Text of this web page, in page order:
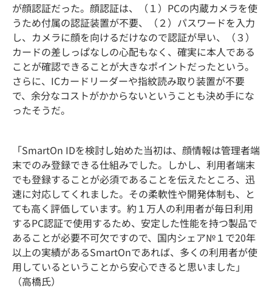
が顔認証だった。顔認証は、（１）PCの内蔵カメラを使
うため付属の認証装置が不要、（２）パスワードを入力
し、カメラに顔を向けるだけなので認証が早い、（３）
カードの差しっぱなしの心配もなく、確実に本人である
ことが確認できることが大きなポイントだったという。
さらに、ICカードリーダーや指紋読み取り装置が不要
で、余分なコストがかからないということも決め手にな
ったそうだ。
「SmartOn IDを検討し始めた当初は、顔情報は管理者端
末でのみ登録できる仕組みでした。しかし、利用者端末
でも登録することが必須であることを伝えたところ、迅
速に対応してくれました。その柔軟性や開発体制も、と
ても高く評価しています。約１万人の利用者が毎日利用
するPC認証で使用するため、安定した性能を持つ製品で
あることが必要不可欠ですので、国内シェア№１で20年
以上の実績があるSmartOnであれば、多くの利用者が使
用しているということから安心できると思いました」
（高橋氏）